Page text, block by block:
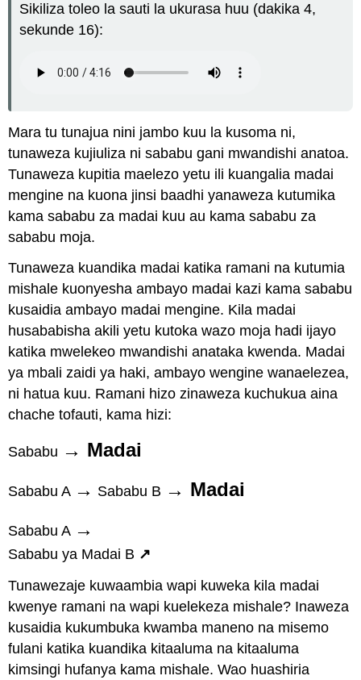
Sikiliza toleo la sauti la ukurasa huu (dakika 4,
sekunde 16):
Mara tu tunajua nini jambo kuu la kusoma ni,
tunaweza kujiuliza ni sababu gani mwandishi anatoa.
Tunaweza kupitia maelezo yetu ili kuangalia madai
mengine na kuona jinsi baadhi yanaweza kutumika
kama sababu za madai kuu au kama sababu za
sababu moja.
Tunaweza kuandika madai katika ramani na kutumia
mishale kuonyesha ambayo madai kazi kama sababu
kusaidia ambayo madai mengine. Kila madai
husababisha akili yetu kutoka wazo moja hadi ijayo
katika mwelekeo mwandishi anataka kwenda. Madai
ya mbali zaidi ya haki, ambayo wengine wanaelezea,
ni hatua kuu. Ramani hizo zinaweza kuchukua aina
chache tofauti, kama hizi:
Sababu → Madai
Sababu A → Sababu B → Madai
Sababu A →
Sababu ya Madai B ↗
Tunawezaje kuwaambia wapi kuweka kila madai
kwenye ramani na wapi kuelekeza mishale? Inaweza
kusaidia kukumbuka kwamba maneno na misemo
fulani katika kuandika kitaaluma na kitaaluma
kimsingi hufanya kama mishale. Wao huashiria